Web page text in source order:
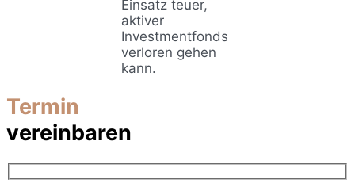
Einsatz teuer,
aktiver
Investmentfonds
verloren gehen
kann.
Termin
vereinbaren